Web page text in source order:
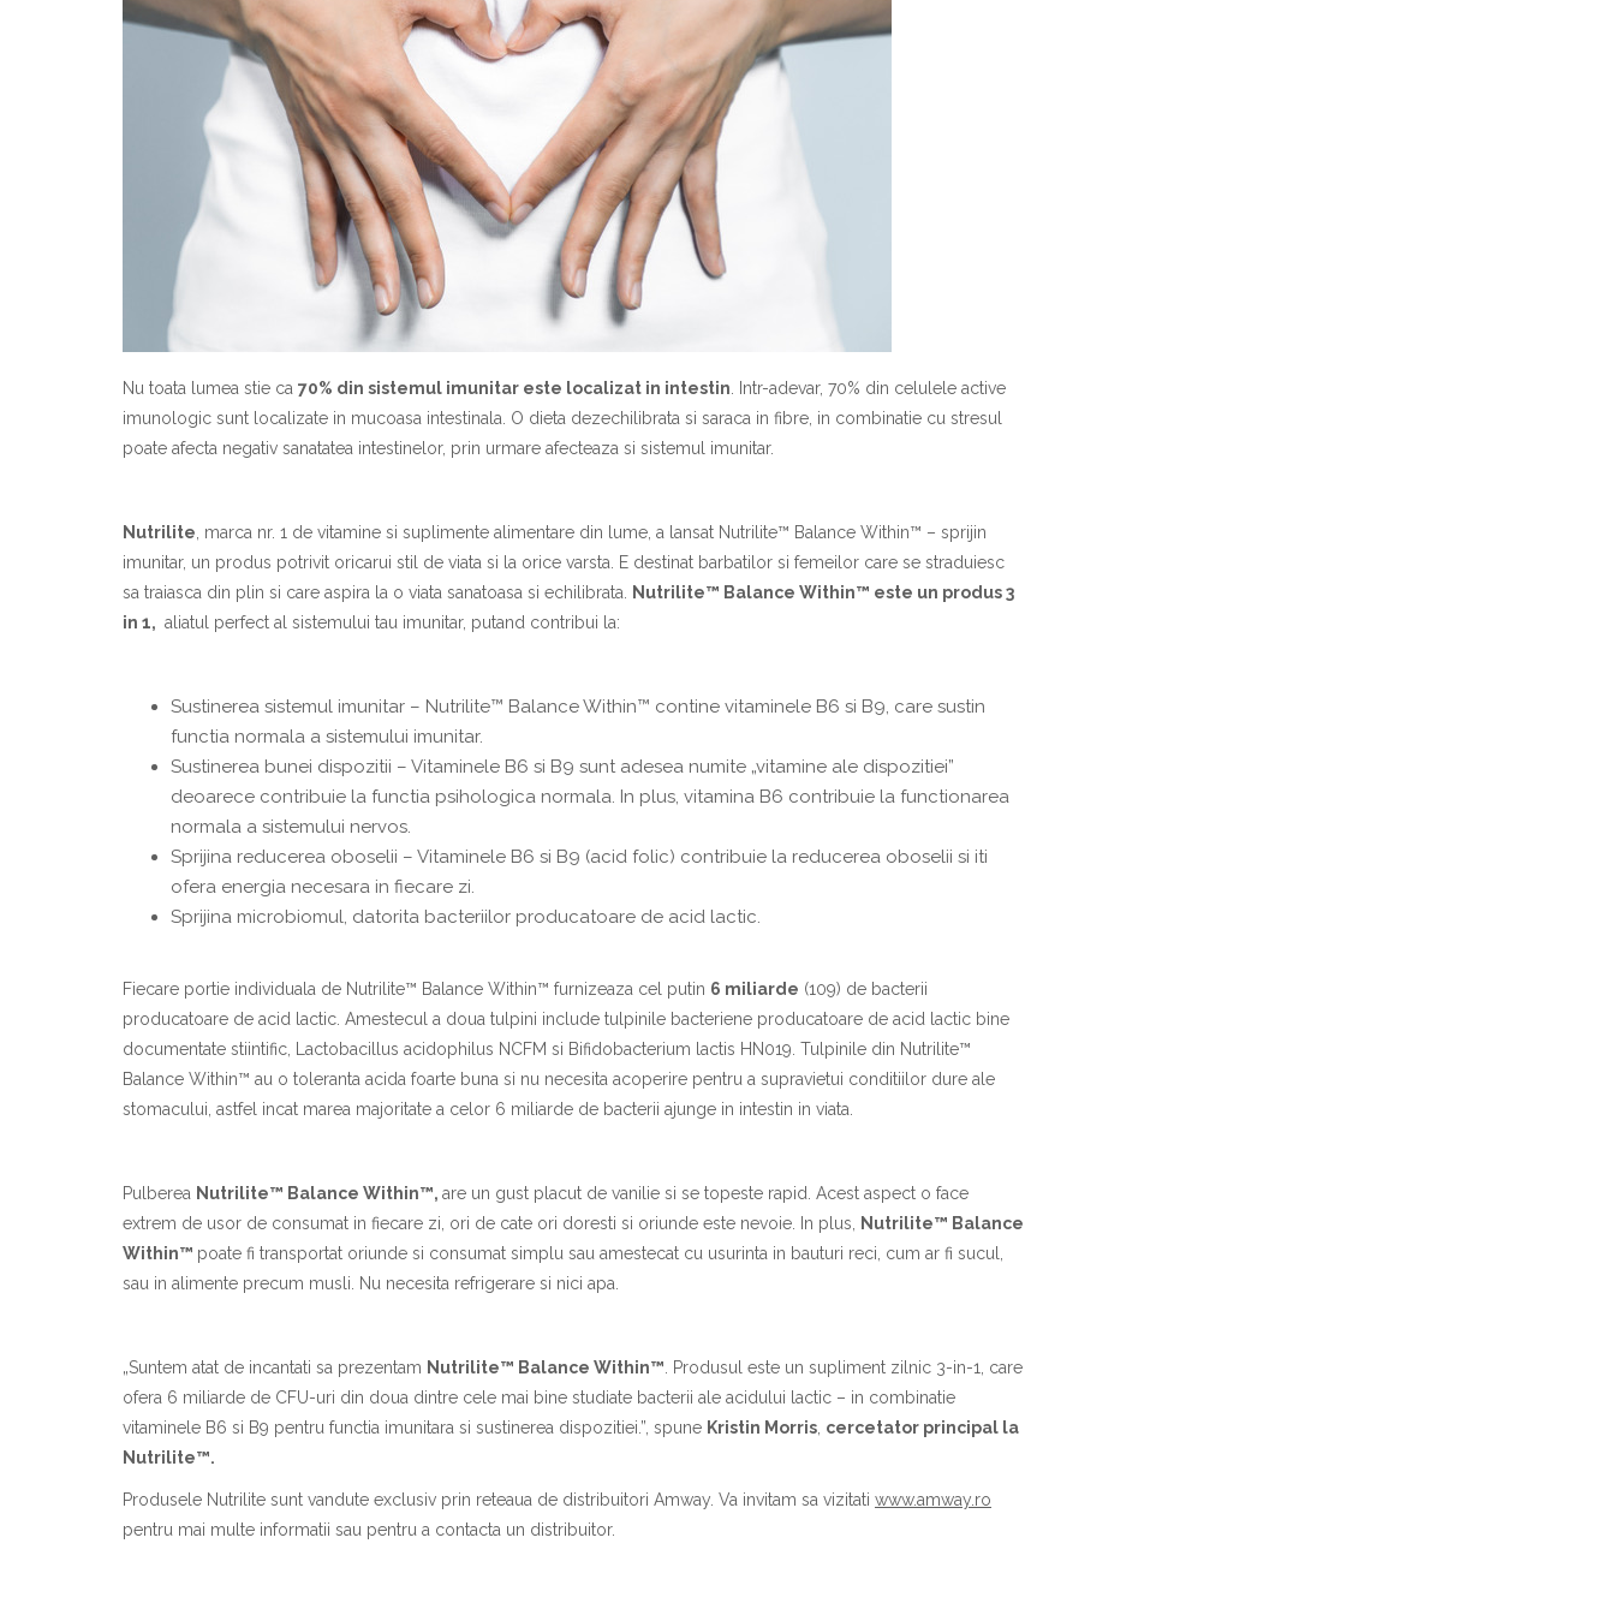
Nu toata lumea stie ca 70% din sistemul imunitar este localizat in intestin . Intr-adevar, 70% din celulele active
imunologic sunt localizate in mucoasa intestinala. O dieta dezechilibrata si saraca in fibre, in combinatie cu stresul
poate afecta negativ sanatatea intestinelor, prin urmare afecteaza si sistemul imunitar.
Nutrilite , marca nr. 1 de vitamine si suplimente alimentare din lume, a lansat Nutrilite™ Balance Within™ – sprijin
imunitar, un produs potrivit oricarui stil de viata si la orice varsta. E destinat barbatilor si femeilor care se straduiesc
sa traiasca din plin si care aspira la o viata sanatoasa si echilibrata.
Nutrilite™ Balance Within™ este un produs 3
in 1, aliatul perfect al sistemului tau imunitar, putand contribui la:
Sustinerea sistemul imunitar – Nutrilite™ Balance Within™ contine vitaminele B6 si B9, care sustin
functia normala a sistemului imunitar.
Sustinerea bunei dispozitii – Vitaminele B6 si B9 sunt adesea numite „vitamine ale dispozitiei”
deoarece contribuie la functia psihologica normala. In plus, vitamina B6 contribuie la functionarea
normala a sistemului nervos.
Sprijina reducerea oboselii – Vitaminele B6 si B9 (acid folic) contribuie la reducerea oboselii si iti
ofera energia necesara in fiecare zi.
Sprijina microbiomul, datorita bacteriilor producatoare de acid lactic.
Fiecare portie individuala de Nutrilite™ Balance Within™ furnizeaza cel putin 6 miliarde (109) de bacterii
producatoare de acid lactic. Amestecul a doua tulpini include tulpinile bacteriene producatoare de acid lactic bine
documentate stiintific, Lactobacillus acidophilus NCFM si Bifidobacterium lactis HN019. Tulpinile din Nutrilite™
Balance Within™ au o toleranta acida foarte buna si nu necesita acoperire pentru a supravietui conditiilor dure ale
stomacului, astfel incat marea majoritate a celor 6 miliarde de bacterii ajunge in intestin in viata.
Pulberea Nutrilite™ Balance Within™, are un gust placut de vanilie si se topeste rapid. Acest aspect o face
extrem de usor de consumat in fiecare zi, ori de cate ori doresti si oriunde este nevoie. In plus,
Nutrilite™ Balance
Within™ poate fi transportat oriunde si consumat simplu sau amestecat cu usurinta in bauturi reci, cum ar fi sucul,
sau in alimente precum musli. Nu necesita refrigerare si nici apa.
„Suntem atat de incantati sa prezentam Nutrilite™ Balance Within™ . Produsul este un supliment zilnic 3-in-1, care
ofera 6 miliarde de CFU-uri din doua dintre cele mai bine studiate bacterii ale acidului lactic – in combinatie
vitaminele B6 si B9 pentru functia imunitara si sustinerea dispozitiei.”, spune Kristin Morris cercetator principal la
Nutrilite™.
Produsele Nutrilite sunt vandute exclusiv prin reteaua de distribuitori Amway. Va invitam sa vizitati www.amway.ro
pentru mai multe informatii sau pentru a contacta un distribuitor.